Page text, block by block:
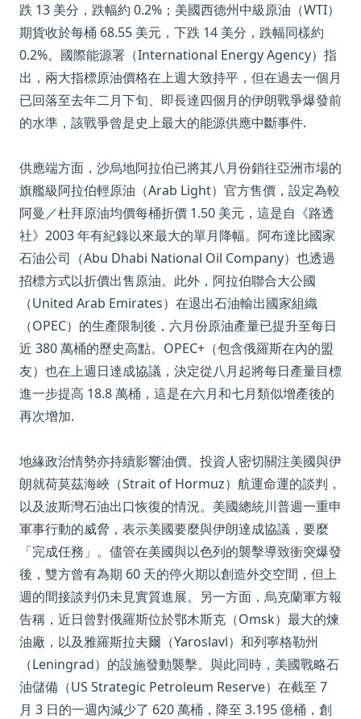
跌 13 美分，跌幅約 0.2%；美國西德州中級原油（WTI）
期貨收於每桶 68.55 美元，下跌 14 美分，跌幅同樣約
0.2%。國際能源署（International Energy Agency）指
出，兩大指標原油價格在上週大致持平，但在過去一個月
已回落至去年二月下旬、即長達四個月的伊朗戰爭爆發前
的水準，該戰爭曾是史上最大的能源供應中斷事件.
供應端方面，沙烏地阿拉伯已將其八月份銷往亞洲市場的
旗艦級阿拉伯輕原油（Arab Light）官方售價，設定為較
阿曼／杜拜原油均價每桶折價 1.50 美元，這是自《路透
社》2003 年有紀錄以來最大的單月降幅。阿布達比國家
石油公司（Abu Dhabi National Oil Company）也透過
招標方式以折價出售原油。此外，阿拉伯聯合大公國
（United Arab Emirates）在退出石油輸出國家組織
（OPEC）的生產限制後，六月份原油產量已提升至每日
近 380 萬桶的歷史高點。OPEC+（包含俄羅斯在內的盟
友）也在上週日達成協議，決定從八月起將每日產量目標
進一步提高 18.8 萬桶，這是在六月和七月類似增產後的
再次增加.
地緣政治情勢亦持續影響油價。投資人密切關注美國與伊
朗就荷莫茲海峽（Strait of Hormuz）航運命運的談判，
以及波斯灣石油出口恢復的情況。美國總統川普週一重申
軍事行動的威脅，表示美國要麼與伊朗達成協議，要麼
「完成任務」。儘管在美國與以色列的襲擊導致衝突爆發
後，雙方曾有為期 60 天的停火期以創造外交空間，但上
週的間接談判仍未見實質進展。另一方面，烏克蘭軍方報
告稱，近日曾對俄羅斯位於鄂木斯克（Omsk）最大的煉
油廠，以及雅羅斯拉夫爾（Yaroslavl）和列寧格勒州
（Leningrad）的設施發動襲擊。與此同時，美國戰略石
油儲備（US Strategic Petroleum Reserve）在截至 7
月 3 日的一週內減少了 620 萬桶，降至 3.195 億桶，創